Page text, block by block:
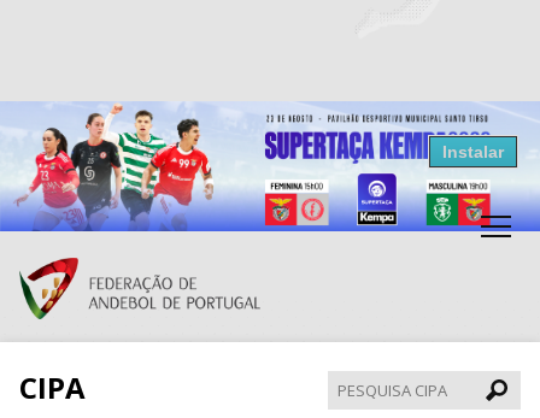
Resultados Andebol
Federação de Andebol de Portugal
Grátis - Disponivel na Play Store
Instalar
CIPA
CIPA